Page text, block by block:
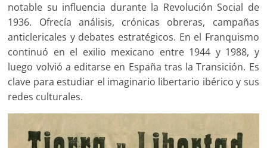
notable su influencia durante la Revolución Social de
1936. Ofrecía análisis, crónicas obreras, campañas
anticlericales y debates estratégicos. En el Franquismo
continuó en el exilio mexicano entre 1944 y 1988, y
luego volvió a editarse en España tras la Transición. Es
clave para estudiar el imaginario libertario ibérico y sus
redes culturales.